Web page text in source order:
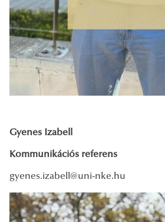
Gyenes Izabell
Kommunikációs referens
gyenes.izabell@uni-nke.hu